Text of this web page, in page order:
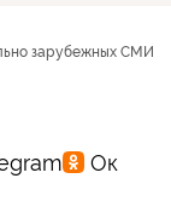
зарубежных СМИ